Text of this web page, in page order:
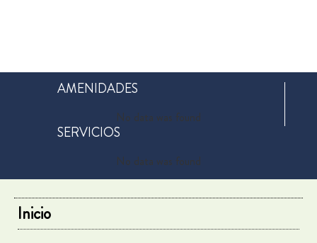
AMENIDADES
No data was found
SERVICIOS
No data was found
Inicio